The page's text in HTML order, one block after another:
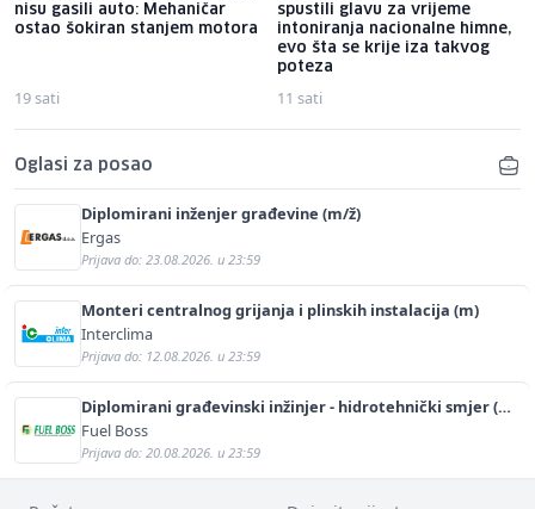
nisu gasili auto: Mehaničar
ostao šokiran stanjem motora
19 sati
spustili glavu za vrijeme
intoniranja nacionalne himne,
evo šta se krije iza takvog
poteza
11 sati
Oglasi za posao
Diplomirani inženjer građevine (m/ž)
Ergas
Prijava do: 23.08.2026. u 23:59
Monteri centralnog grijanja i plinskih instalacija (m)
Interclima
Prijava do: 12.08.2026. u 23:59
Diplomirani građevinski inžinjer - hidrotehnički smjer (m/
ž)
Fuel Boss
Prijava do: 20.08.2026. u 23:59